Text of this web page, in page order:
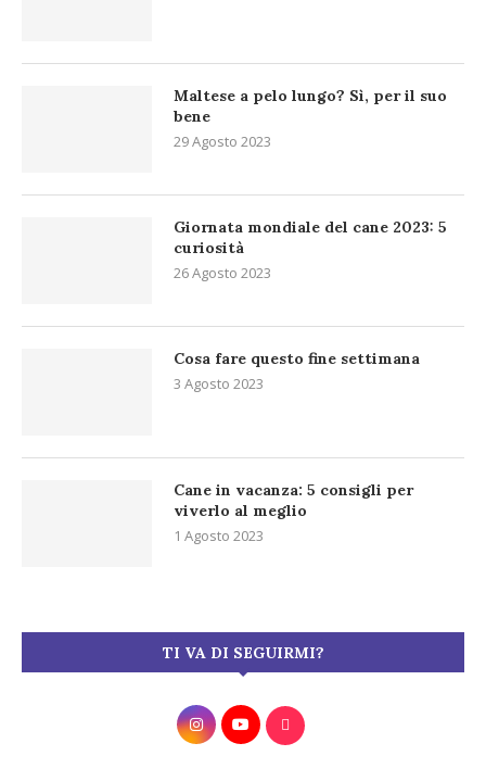
Maltese a pelo lungo? Sì, per il suo
bene
29 Agosto 2023
Giornata mondiale del cane 2023: 5
curiosità
26 Agosto 2023
Cosa fare questo fine settimana
3 Agosto 2023
Cane in vacanza: 5 consigli per
viverlo al meglio
1 Agosto 2023
TI VA DI SEGUIRMI?